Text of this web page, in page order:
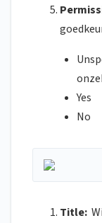
Yes
No
Title: